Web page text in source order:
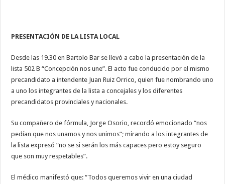
PRESENTACIÓN DE LA LISTA LOCAL
Desde las 19.30 en Bartolo Bar se llevó a cabo la presentación de la
lista 502 B “Concepción nos une”. El acto fue conducido por el mismo
precandidato a intendente Juan Ruiz Orrico, quien fue nombrando uno
a uno los integrantes de la lista a concejales y los diferentes
precandidatos provinciales y nacionales.
Su compañero de fórmula, Jorge Osorio, recordó emocionado “nos
pedían que nos unamos y nos unimos”; mirando a los integrantes de
la lista expresó “no se si serán los más capaces pero estoy seguro
que son muy respetables”.
El médico manifestó que: “Todos queremos vivir en una ciudad